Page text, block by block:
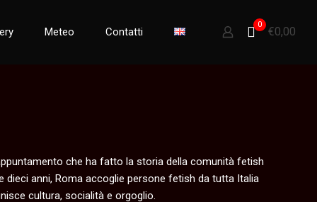
Meteo Contatti
0
€0,00
che ha fatto la storia della comunità fetish
dieci anni, Roma accoglie persone fetish da tutta Italia
cultura, socialità e orgoglio.